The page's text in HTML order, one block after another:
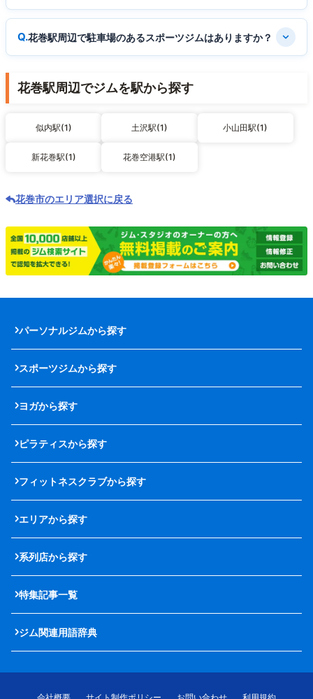
花巻駅周辺で駐車場のあるスポーツジムはありますか？
花巻駅周辺でジムを駅から探す
似内駅(1) 土沢駅(1) 小山田駅(1)
新花巻駅(1) 花巻空港駅(1)
花巻市のエリア選択に戻る
パーソナルジムから探す
スポーツジムから探す
ヨガから探す
ピラティスから探す
フィットネスクラブから探す
エリアから探す
系列店から探す
特集記事一覧
ジム関連用語辞典